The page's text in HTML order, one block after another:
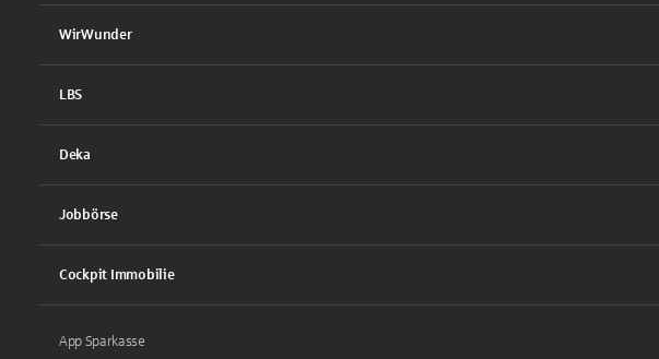
WirWunder
LBS
Deka
Jobbörse
Cockpit Immobilie
App Sparkasse